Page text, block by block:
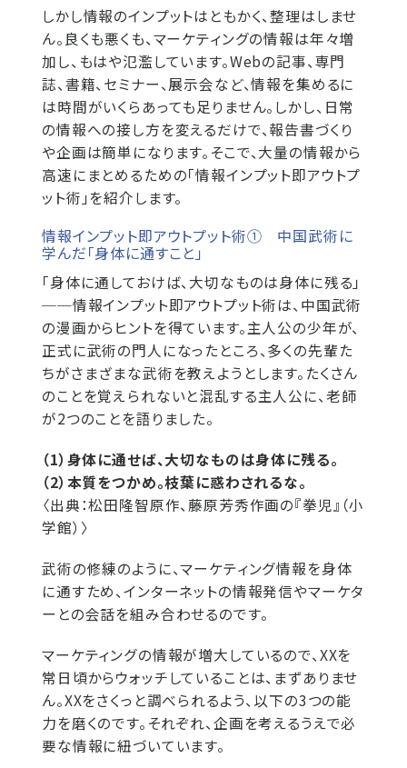
しかし情報のインプットはともかく、整理はしませ
ん。良くも悪くも、マーケティングの情報は年々増
加し、もはや氾濫しています。Webの記事、専門
誌、書籍、セミナー、展示会など、情報を集めるに
は時間がいくらあっても足りません。しかし、日常
の情報への接し方を変えるだけで、報告書づくり
や企画は簡単になります。そこで、大量の情報から
高速にまとめるための「情報インプット即アウトプ
ット術」を紹介します。
情報インプット即アウトプット術① 中国武術に
学んだ「身体に通すこと」
「身体に通しておけば、大切なものは身体に残る」
──情報インプット即アウトプット術は、中国武術
の漫画からヒントを得ています。主人公の少年が、
正式に武術の門人になったところ、多くの先輩た
ちがさまざまな武術を教えようとします。たくさん
のことを覚えられないと混乱する主人公に、老師
が2つのことを語りました。
（1）身体に通せば、大切なものは身体に残る。
（2）本質をつかめ。枝葉に惑わされるな。
〈出典：松田隆智原作、藤原芳秀作画の『拳児』（小
学館）〉
武術の修練のように、マーケティング情報を身体
に通すため、インターネットの情報発信やマーケタ
ーとの会話を組み合わせるのです。
マーケティングの情報が増大しているので、XXを
常日頃からウォッチしていることは、まずありませ
ん。XXをさくっと調べられるよう、以下の3つの能
力を磨くのです。それぞれ、企画を考えるうえで必
要な情報に紐づいています。